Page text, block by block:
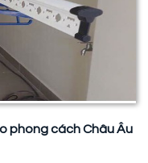
phong cách Châu Âu